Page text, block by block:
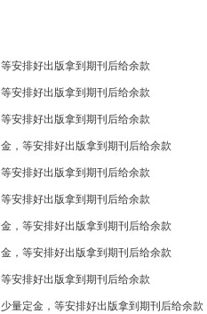
安排好出版拿到期刊后给余款
安排好出版拿到期刊后给余款
安排好出版拿到期刊后给余款
，等安排好出版拿到期刊后给余款
安排好出版拿到期刊后给余款
安排好出版拿到期刊后给余款
，等安排好出版拿到期刊后给余款
，等安排好出版拿到期刊后给余款
安排好出版拿到期刊后给余款
量定金，等安排好出版拿到期刊后给余款